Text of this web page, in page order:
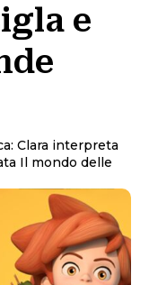
e
Clara interpreta